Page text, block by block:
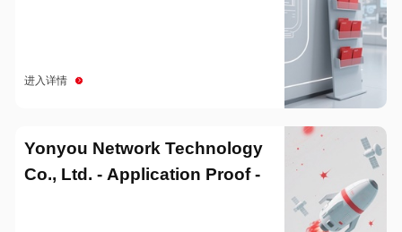
进入详情
Yonyou Network Technology
Co., Ltd. - Application Proof -